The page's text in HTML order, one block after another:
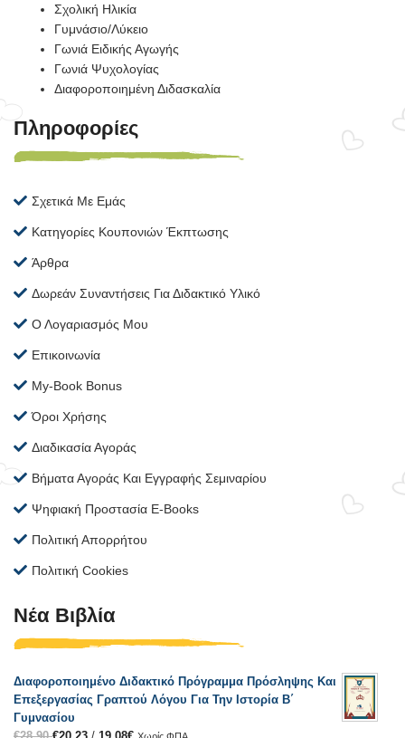
Σχολική Ηλικία
Γυμνάσιο/Λύκειο
Γωνιά Ειδικής Αγωγής
Γωνιά Ψυχολογίας
Διαφοροποιημένη Διδασκαλία
Πληροφορίες
Σχετικά Με Εμάς
Κατηγορίες Κουπονιών Έκπτωσης
Άρθρα
Δωρεάν Συναντήσεις Για Διδακτικό Υλικό
Ο Λογαριασμός Μου
Επικοινωνία
My-Book Bonus
Όροι Χρήσης
Διαδικασία Αγοράς
Βήματα Αγοράς Και Εγγραφής Σεμιναρίου
Ψηφιακή Προστασία E-Books
Πολιτική Απορρήτου
Πολιτική Cookies
Νέα Βιβλία
Διαφοροποιημένο Διδακτικό Πρόγραμμα Πρόσληψης Και
Επεξεργασίας Γραπτού Λόγου Για Την Ιστορία Β΄
Γυμνασίου